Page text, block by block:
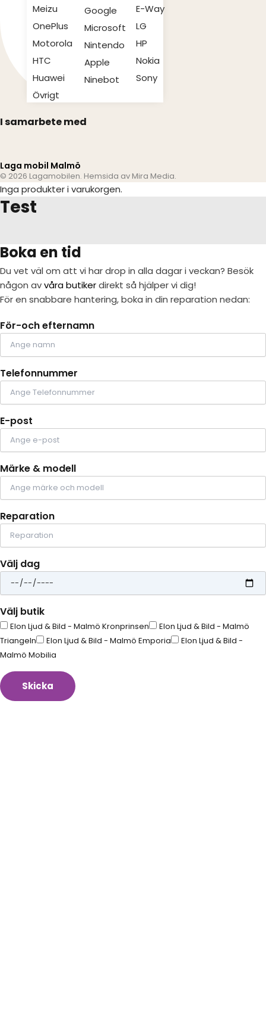
Meizu
OnePlus
Motorola
HTC
Huawei
Övrigt
Google
Microsoft
Nintendo
Apple
Ninebot
E-Way
LG
HP
Nokia
Sony
I samarbete med
Laga mobil Malmö
© 2026 Lagamobilen. Hemsida av Mira Media.
Inga produkter i varukorgen.
Test
Boka en tid
Du vet väl om att vi har drop in alla dagar i veckan? Besök
någon avvåra butikerdirekt så hjälper vi dig!
För en snabbare hantering, boka in din reparation nedan:
För-och efternamn
Telefonnummer
E-post
Märke & modell
Reparation
Välj dag
Välj butik
Elon Ljud & Bild - Malmö Kronprinsen
Elon Ljud & Bild - Malmö
Triangeln
Elon Ljud & Bild - Malmö Emporia
Elon Ljud & Bild -
Malmö Mobilia
Skicka